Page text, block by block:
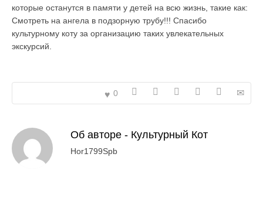
которые останутся в памяти у детей на всю жизнь, такие как:
Смотреть на ангела в подзорную трубу!!! Спасибо
культурному коту за организацию таких увлекательных
экскурсий.
0
Об авторе - Культурный Кот
Hor1799Spb